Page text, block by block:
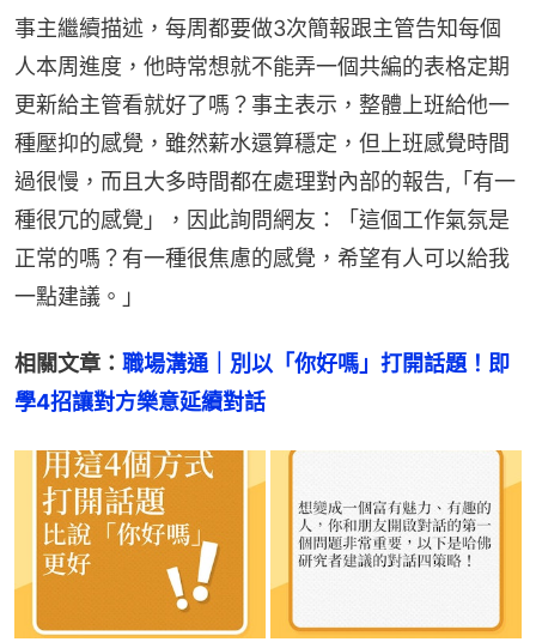
事主繼續描述，每周都要做3次簡報跟主管告知每個
人本周進度，他時常想就不能弄一個共編的表格定期
更新給主管看就好了嗎？事主表示，整體上班給他一
種壓抑的感覺，雖然薪水還算穩定，但上班感覺時間
過很慢，而且大多時間都在處理對內部的報告,「有一
種很冗的感覺」，因此詢問網友：「這個工作氣氛是
正常的嗎？有一種很焦慮的感覺，希望有人可以給我
一點建議。」
相關文章： 職場溝通｜別以「你好嗎」打開話題！即
學4招讓對方樂意延續對話